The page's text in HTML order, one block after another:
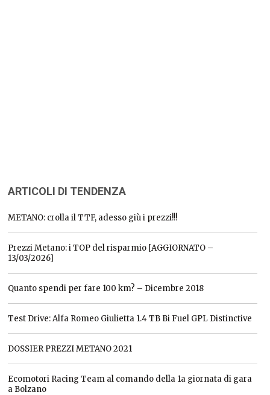
ARTICOLI DI TENDENZA
METANO: crolla il TTF, adesso giù i prezzi!!!
Prezzi Metano: i TOP del risparmio [AGGIORNATO –
13/03/2026]
Quanto spendi per fare 100 km? – Dicembre 2018
Test Drive: Alfa Romeo Giulietta 1.4 TB Bi Fuel GPL Distinctive
DOSSIER PREZZI METANO 2021
Ecomotori Racing Team al comando della 1a giornata di gara
a Bolzano